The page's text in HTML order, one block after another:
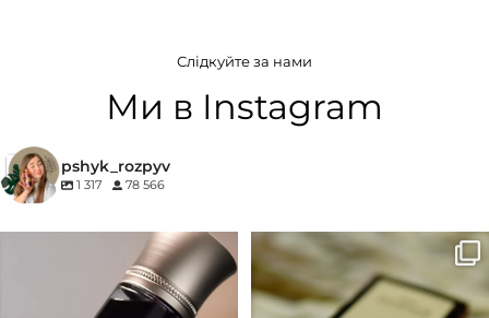
ГРУПА АРОМАТУ
Деревинні
КОНЦЕНТРАЦІЯ
Слідкуйте за нами
Ми в Instagram
pshyk_rozpyv
1 317 78 566
Для замовлення переходьте на
сайт або в Instagram...
33 2
Marc-Antoine Barrois B683 - це
запах вечора в
19